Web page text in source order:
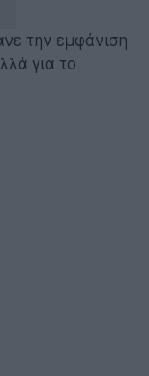
την εμφάνιση
για το